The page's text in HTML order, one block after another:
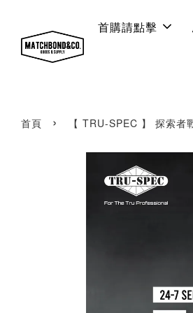
首購請點擊
首頁 › 【 TRU-SPEC 】 探索者